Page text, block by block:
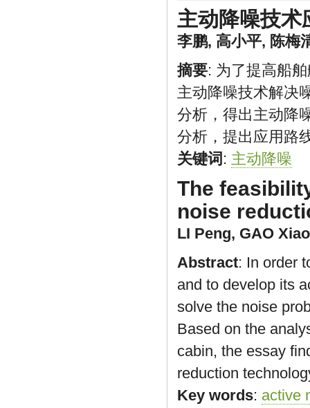
主动降噪技术
李鹏, 高小平, 陈梅
摘要: 为了提高船
主动降噪技术解决
分析，得出主动降
分析，提出应用路
关键词 : 主动降噪
The
noise
LI Peng, GAO
Abstract: In order
and to develop its
solve the noise
Based on the
cabin, the essay
reduction
Key words: active